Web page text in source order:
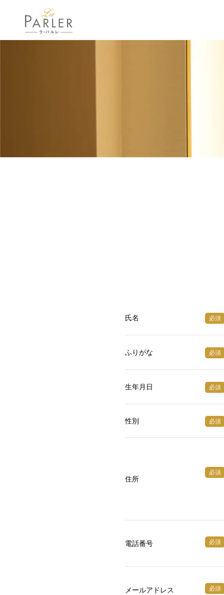
氏名 必須
ふりがな 必須
生年月日 必須
性別 必須
住所
必須
電話番号 必須
メールアドレス 必須